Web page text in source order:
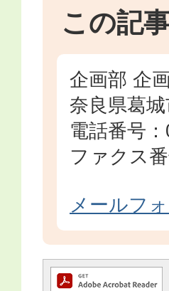
この記
企画部 企
奈良県葛
電話番号
ファクス
メールフ